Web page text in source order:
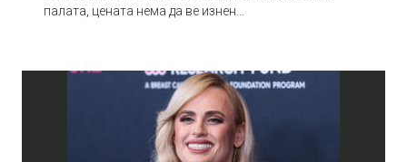
палата, цената нема да ве изнен…